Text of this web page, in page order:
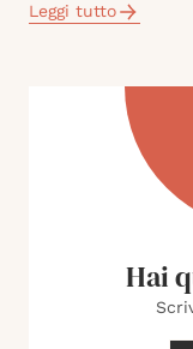
Leggi tutto
Hai